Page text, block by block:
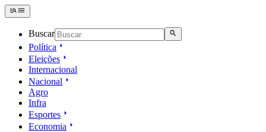
Buscar
Política
Eleições
Internacional
Nacional
Agro
Infra
Esportes
Economia